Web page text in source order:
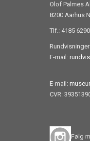
Olof Palmes
8200 Aarhus N
Tlf.: 4185
E-mail:
E-mail:
CVR:
Følg